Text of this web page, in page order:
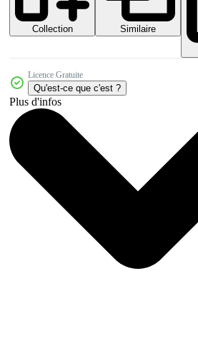
Collection
Similaire
Licence Gratuite
Qu'est-ce que c'est ?
Plus d'infos